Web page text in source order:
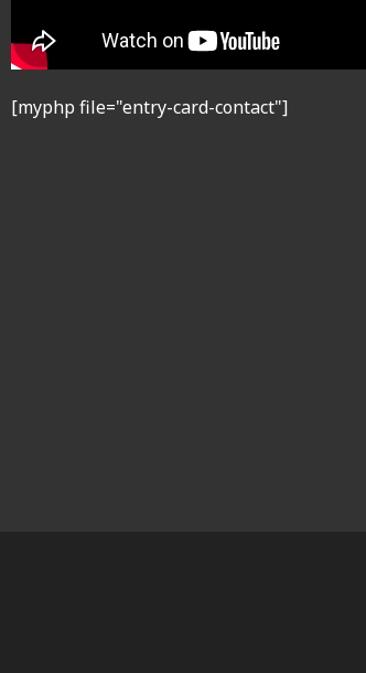
[myphp file="entry-card-contact"]